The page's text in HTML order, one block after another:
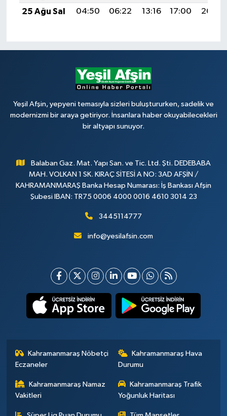
25 Ağu Sal
04:50 06:22 13:16 17:00 20:00
Yeşil Afşin, yepyeni temasıyla sizleri buluştururken, sadelik ve
modernizmi bir araya getiriyor. İnsanlara haber okuyabilecekleri
bir altyapı sunuyor.
Balaban Gaz. Mat. Yapı San. ve Tic. Ltd. Şti. DEDEBABA
MAH. VOLKAN 1 SK. KIRAÇ SİTESİ A NO: 3AD AFŞİN /
KAHRAMANMARAŞ Banka Hesap Numarası: İş Bankası Afşin
Şubesi IBAN: TR75 0006 4000 0016 4610 3014 23
3445114777
info@yesilafsin.com
Kahramanmaraş Nöbetçi
Eczaneler
Kahramanmaraş Hava
Durumu
Kahramanmaraş Namaz
Vakitleri
Kahramanmaraş Trafik
Yoğunluk Haritası